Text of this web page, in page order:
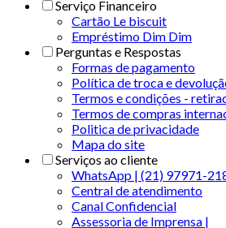
Serviço Financeiro
Cartão Le biscuit
Empréstimo Dim Dim
Perguntas e Respostas
Formas de pagamento
Política de troca e
Termos e condições -
Termos de compras
Politica de privacidade
Mapa do site
Serviços ao cliente
WhatsApp | (21) 97971-
Central de atendimento
Canal Confidencial
Assessoria de Imprensa |